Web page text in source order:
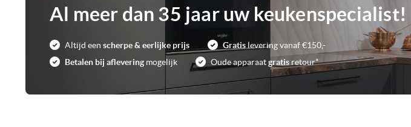
Al meer dan 35 jaar uw keukenspecialist!
Altijd een scherpe & eerlijke prijs Gratislevering vanaf €150,-
Betalen bij aflevering mogelijk Oude apparaatgratis retour*